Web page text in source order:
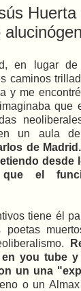
en lugar
caminos
y me
que
en un aula
de
que el
tiene él
you tube y
un una
o un